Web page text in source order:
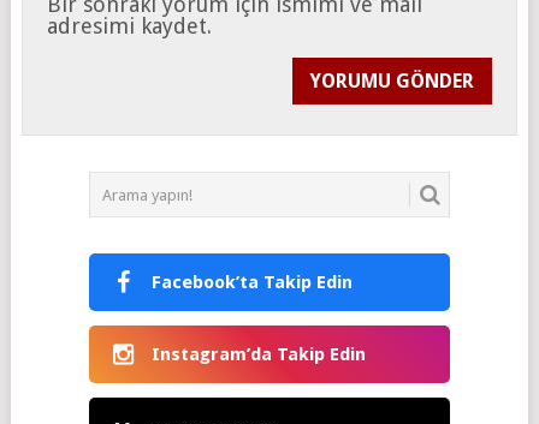
adresimi kaydet.
Facebook’ta Takip Edin
Instagram’da Takip Edin